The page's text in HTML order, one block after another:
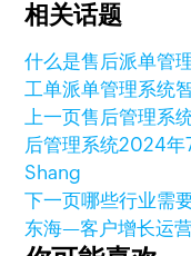
相关话题
什么是售后派单管
工单派单管理系统
上一页售后管理系
后管理系统2024年
Shang
下一页哪些行业需
东海—客户增长运